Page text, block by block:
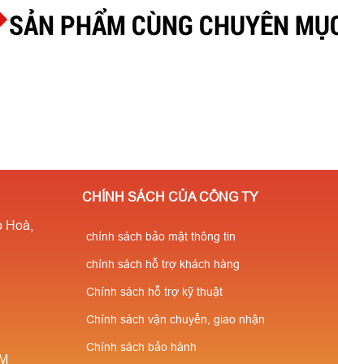
SẢN PHẨM CÙNG CHUYÊN
CHÍNH SÁCH CỦA CÔNG TY
chính sách bảo mật thông tin
chính sách hỗ trợ khách hàng
Chính sách hỗ trợ kỹ thuật
Chính sách vận chuyển, giao nhận
Chính sách bảo hành